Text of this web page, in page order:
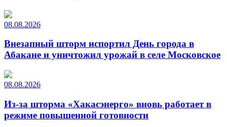
08.08.2026
Внезапный шторм испортил День города в
Абакане и уничтожил урожай в селе Московское
08.08.2026
Из-за шторма «Хакасэнерго» вновь работает в
режиме повышенной готовности